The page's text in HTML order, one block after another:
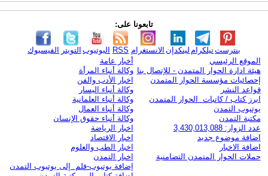
تابعونا على:
الفيسبوك التويتر اليوتيوب RSS الانستغرام لينكدإن تيلكرامبنترست
الموقع الرئيسي
هيئة ادارة الحوار المتمدن - للإتصال بنا
إحصائيات مؤسسة الحوار المتمدن
قواعد النشر
ابرز كتاب / كاتبات الحوار المتمدن
يوتيوب التمدن
مكتبة التمدن
عدد الزوار: 3,430,013,088
اضافة موضوع جديد
اضافة الاخبار
حملات الحوار المتمدن التضامنية
أخبار عامة
وكالة أنباء المرأة
اخبار الأدب والفن
وكالة أنباء اليسار
وكالة أنباء العلمانية
وكالة أنباء العمال
وكالة أنباء حقوق الإنسان
اخبار الرياضة
اخبار الاقتصاد
اخبار الطب والعلوم
اخبار التمدن
إضافة يوتيوب-فلم إلى يوتيوب التمدن